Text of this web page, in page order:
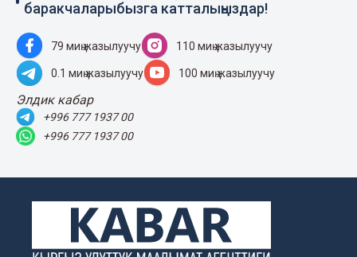
баракчаларыбызга катталыңыздар!
79 миң жазылуучу 110 миң жазылуучу
0.1 миң жазылуучу 100 миң жазылуучу
Элдик кабар
+996 777 1937 00
+996 777 1937 00